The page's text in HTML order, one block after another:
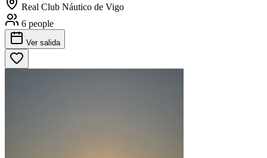
Real Club Náutico de Vigo
6 people
Ver salida